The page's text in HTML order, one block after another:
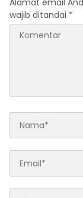
Alamat email
wajib ditandai *